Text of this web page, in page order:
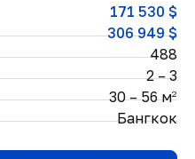
171 530 $
306 949 $
488
2 – 3
30 – 56 м2
Бангкок